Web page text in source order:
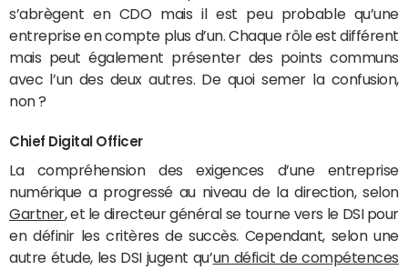
s’abrègent en CDO mais il est peu probable qu’une
entreprise en compte plus d’un. Chaque rôle est différent
mais peut également présenter des points communs
avec l’un des deux autres. De quoi semer la confusion,
non ?
Chief Digital Officer
La compréhension des exigences d’une entreprise
numérique a progressé au niveau de la direction, selon
Gartner, et le directeur général se tourne vers le DSI pour
en définir les critères de succès. Cependant, selon une
autre étude, les DSI jugent qu’un déficit de compétences